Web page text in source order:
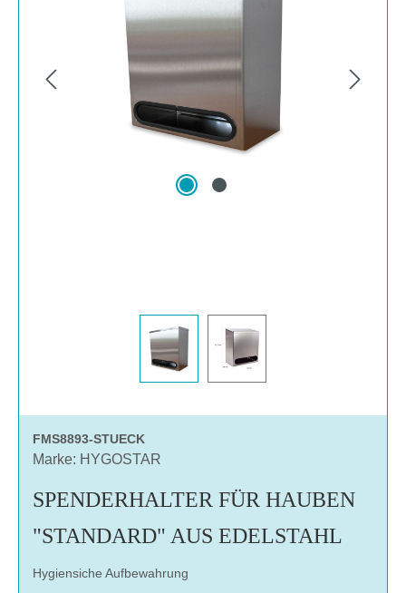
FMS8893-STUECK
Marke: HYGOSTAR
SPENDERHALTER FÜR HAUBEN
"STANDARD" AUS EDELSTAHL
Hygiensiche Aufbewahrung